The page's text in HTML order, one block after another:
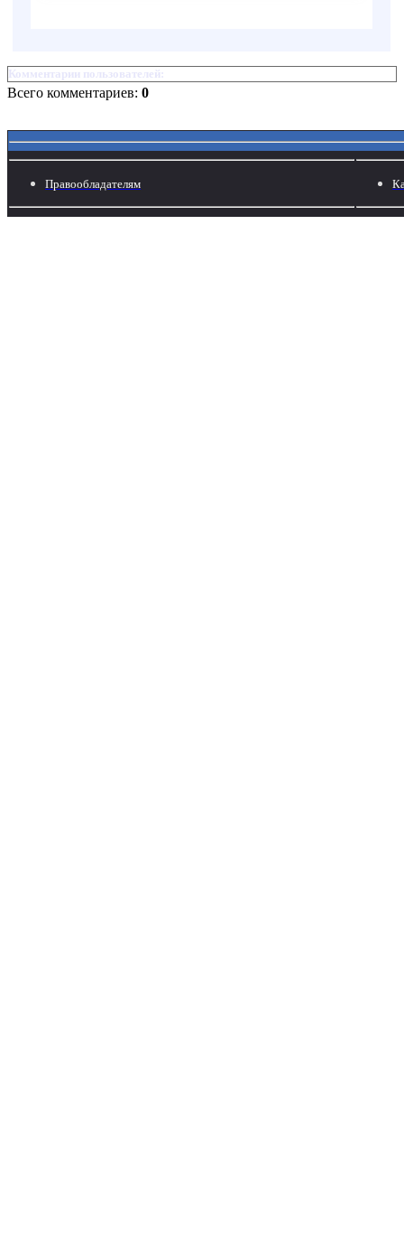
Комментарии пользователей:
Всего комментариев: 0
Правообладателям